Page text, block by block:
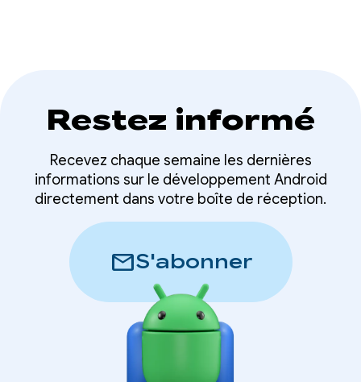
Restez informé
Recevez chaque semaine les dernières
informations sur le développement Android
directement dans votre boîte de réception.
mailS'abonner